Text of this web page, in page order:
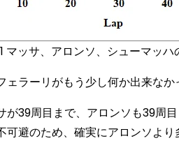
マッサ、アロンソ、シューマッハ
ラーリがもう少し何か出来なか
39周目まで、アロンソも39周
避のため、確実にアロンソよ